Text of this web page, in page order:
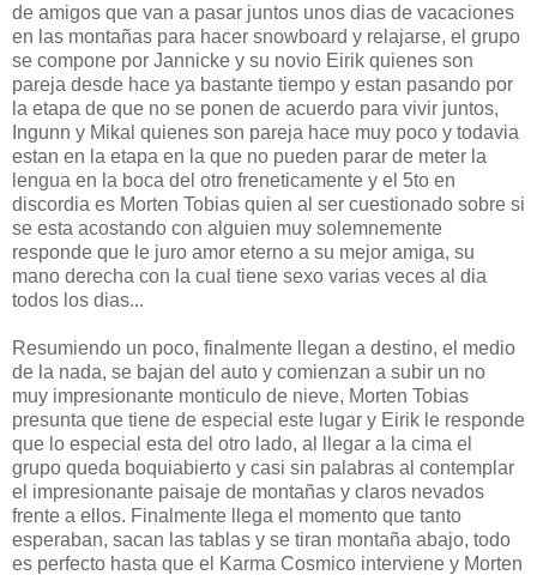
de amigos que van a pasar juntos unos dias de vacaciones
en las montañas para hacer snowboard y relajarse, el grupo
se compone por Jannicke y su novio Eirik quienes son
pareja desde hace ya bastante tiempo y estan pasando por
la etapa de que no se ponen de acuerdo para vivir juntos,
Ingunn y Mikal quienes son pareja hace muy poco y todavia
estan en la etapa en la que no pueden parar de meter la
lengua en la boca del otro freneticamente y el 5to en
discordia es Morten Tobias quien al ser cuestionado sobre si
se esta acostando con alguien muy solemnemente
responde que le juro amor eterno a su mejor amiga, su
mano derecha con la cual tiene sexo varias veces al dia
todos los dias...
Resumiendo un poco, finalmente llegan a destino, el medio
de la nada, se bajan del auto y comienzan a subir un no
muy impresionante monticulo de nieve, Morten Tobias
presunta que tiene de especial este lugar y Eirik le responde
que lo especial esta del otro lado, al llegar a la cima el
grupo queda boquiabierto y casi sin palabras al contemplar
el impresionante paisaje de montañas y claros nevados
frente a ellos. Finalmente llega el momento que tanto
esperaban, sacan las tablas y se tiran montaña abajo, todo
es perfecto hasta que el Karma Cosmico interviene y Morten